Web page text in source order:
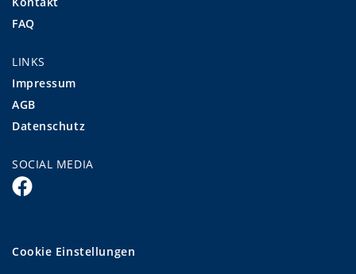
FAQ
LINKS
Impressum
AGB
Datenschutz
SOCIAL MEDIA
Cookie Einstellungen